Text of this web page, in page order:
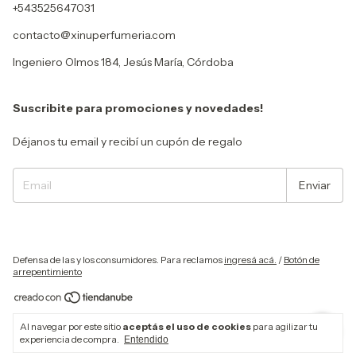
Al navegar por este sitio aceptás el uso de cookies para agilizar tu
experiencia de compra.
Entendido
+543525647031
contacto@xinuperfumeria.com
Ingeniero Olmos 184, Jesús María, Córdoba
Suscribite para promociones y novedades!
Déjanos tu email y recibí un cupón de regalo
Defensa de las y los consumidores. Para reclamos ingresá acá. / Botón de
arrepentimiento
reservados.